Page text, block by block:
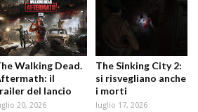
Walking Dead.
il
del lancio
20, 2026
The Sinking City 2:
si risvegliano anche
i morti
luglio 17, 2026